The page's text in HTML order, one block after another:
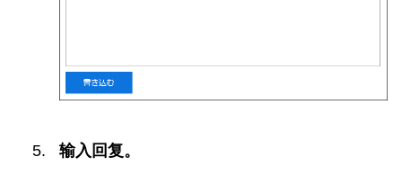
输入回复。